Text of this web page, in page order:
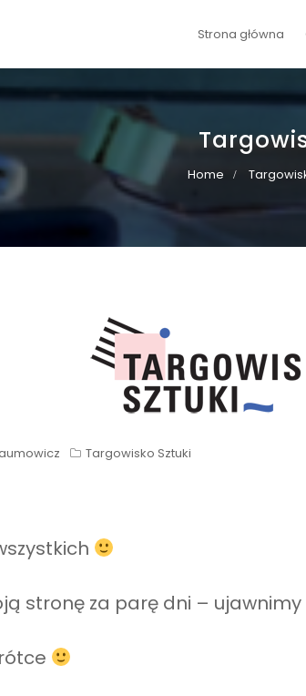
Strona główna
Home
Targowisko Sztuki
stronę za parę dni – ujawnimy